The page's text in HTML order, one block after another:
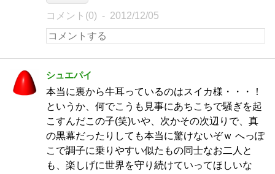
コメント(0) 2012/12/05
シュエパイ
本当に裏から牛耳っているのはスイカ様・・・！
というか、何でこうも見事にあちこちで騒ぎを起
こすんだこの子(笑)いや、次かその次辺りで、真
の黒幕だったりしても本当に驚けないぞｗ へっぽ
こで調子に乗りやすい似たもの同士なお二人と
も、楽しげに世界を守り続けていってほしいな